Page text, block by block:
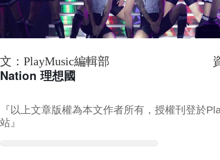
文：PlayMusic編輯部 資料
Nation 理想國
『以上文章版權為本文作者所有，授權刊登於
站』